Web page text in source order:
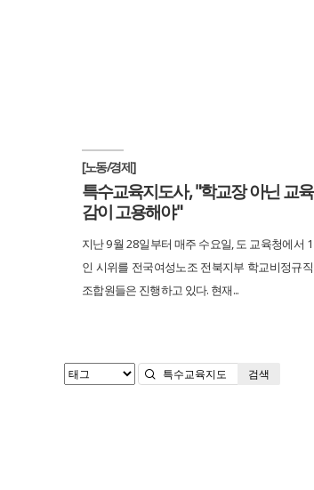
[노동/경제]
특수교육지도사, "학교장 아닌 교육
감이 고용해야"
지난 9월 28일부터 매주 수요일, 도 교육청에서 1
인 시위를 전국여성노조 전북지부 학교비정규직
조합원들은 진행하고 있다. 현재...
검색